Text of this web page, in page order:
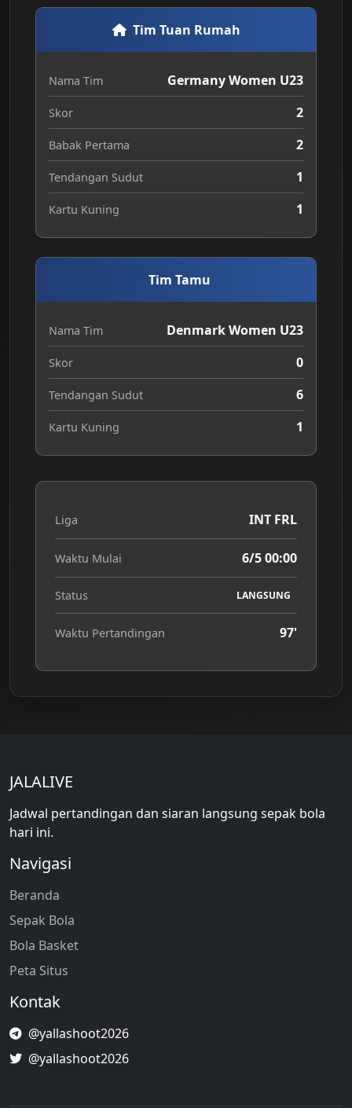
Tim Tuan Rumah
Nama Tim Germany Women U23
Skor 2
Babak Pertama 2
Tendangan Sudut 1
Kartu Kuning 1
Tim Tamu
Nama Tim Denmark Women U23
Skor 0
Tendangan Sudut 6
Kartu Kuning 1
Liga INT FRL
Waktu Mulai 6/5 00:00
Status LANGSUNG
Waktu Pertandingan 97'
JALALIVE
Jadwal pertandingan dan siaran langsung sepak bola
hari ini.
Navigasi
Beranda
Sepak Bola
Bola Basket
Peta Situs
Kontak
@yallashoot2026
@yallashoot2026